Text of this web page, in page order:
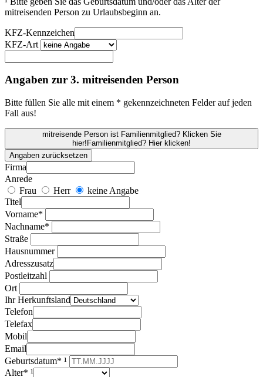
mitreisenden Person zu Urlaubsbeginn an.
KFZ-Kennzeichen
KFZ-Art
Angaben zur 3. mitreisenden Person
Bitte füllen Sie alle mit einem * gekennzeichneten Felder auf jeden
Fall aus!
mitreisende Person ist Familienmitglied? Klicken Sie
hier! Familienmitglied? Hier klicken!
Angaben zurücksetzen
Firma
Anrede
Frau
Herr
keine Angabe
Titel
Vorname*
Nachname*
Straße
Hausnummer
Adresszusatz
Postleitzahl
Ort
Ihr Herkunftsland
Telefon
Telefax
Mobil
Email
Geburtsdatum* ¹
Alter* ¹